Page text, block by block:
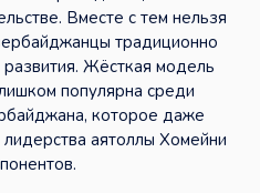
Вместе с тем нельзя
традиционно
Жёсткая модель
популярна среди
которое даже
аятоллы Хомейни